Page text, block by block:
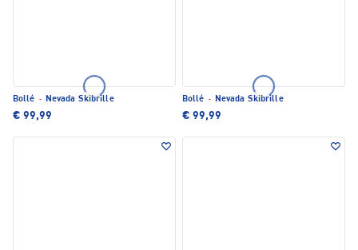
Bollé · Nevada Skibrille
€ 99,99
Bollé · Nevada Skibrille
€ 99,99